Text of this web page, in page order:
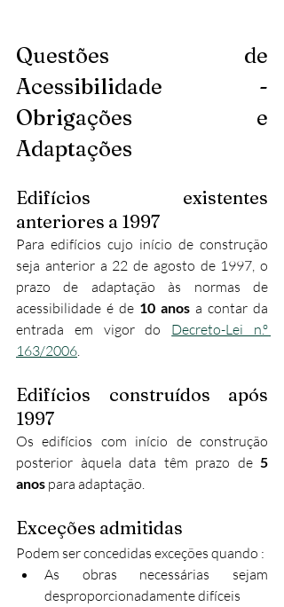
Questões de
Acessibilidade -
Obrigações e
Adaptações
Edifícios existentes
anteriores a 1997
Para edifícios cujo início de construção
seja anterior a 22 de agosto de 1997, o
prazo de adaptação às normas de
acessibilidade é de 10 anos a contar da
entrada em vigor do Decreto-Lei n.º
163/2006.
Edifícios construídos após
1997
Os edifícios com início de construção
posterior àquela data têm prazo de 5
anos para adaptação.
Exceções admitidas
Podem ser concedidas exceções quando :
As obras necessárias sejam
desproporcionadamente difíceis